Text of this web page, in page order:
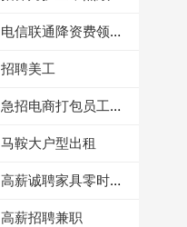
电信联通降资费领价
招聘美工
急招电商打包员工作
马鞍大户型出租
高薪诚聘家具零时促
高薪招聘兼职